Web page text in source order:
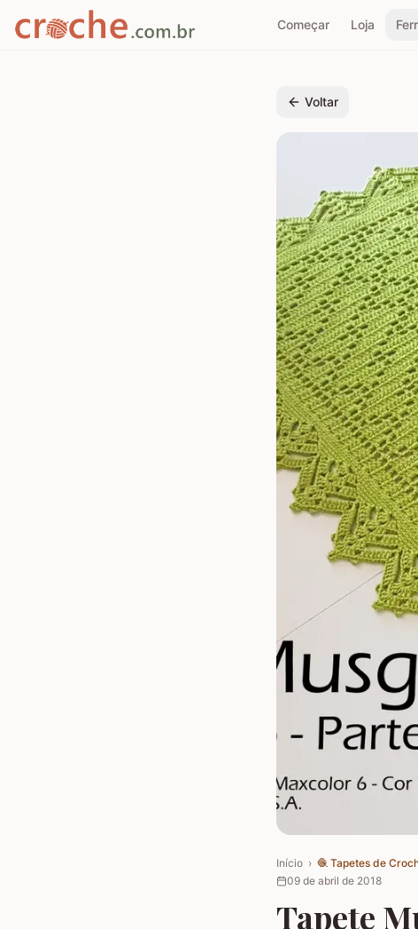
Começar Loja
Voltar
Início › 🧶 Tapetes de
09 de abril de 2018
Tapete